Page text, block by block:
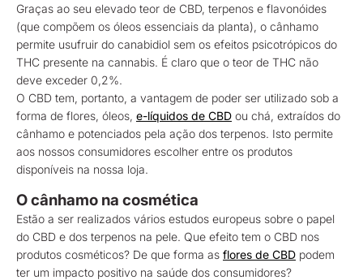
Graças ao seu elevado teor de CBD, terpenos e flavonóides
(que compõem os óleos essenciais da planta), o cânhamo
permite usufruir do canabidiol sem os efeitos psicotrópicos do
THC presente na cannabis. É claro que o teor de THC não
deve exceder 0,2%.
O CBD tem, portanto, a vantagem de poder ser utilizado sob a
forma de flores, óleos, e-líquidos de CBD ou chá, extraídos do
cânhamo e potenciados pela ação dos terpenos. Isto permite
aos nossos consumidores escolher entre os produtos
disponíveis na nossa loja.
O cânhamo na cosmética
Estão a ser realizados vários estudos europeus sobre o papel
do CBD e dos terpenos na pele. Que efeito tem o CBD nos
produtos cosméticos? De que forma as flores de CBD podem
ter um impacto positivo na saúde dos consumidores?